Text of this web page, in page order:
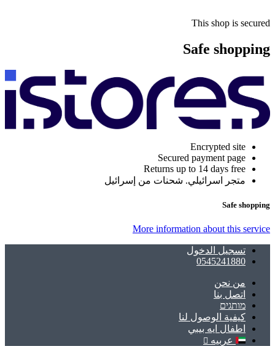
This shop is secured
Safe shopping
Encrypted site
Secured payment page
Returns up to 14 days free
متجر اسرائيلي. شحنات من إسرائيل
Safe shopping
More information about this service
تسجيل الدخول
0545241880
ﻣﻦ ﻧﺤﻦ
اتصل بنا
מותגים
كيفية الوصول لنا
اطفال ايه بيبي
عربيه